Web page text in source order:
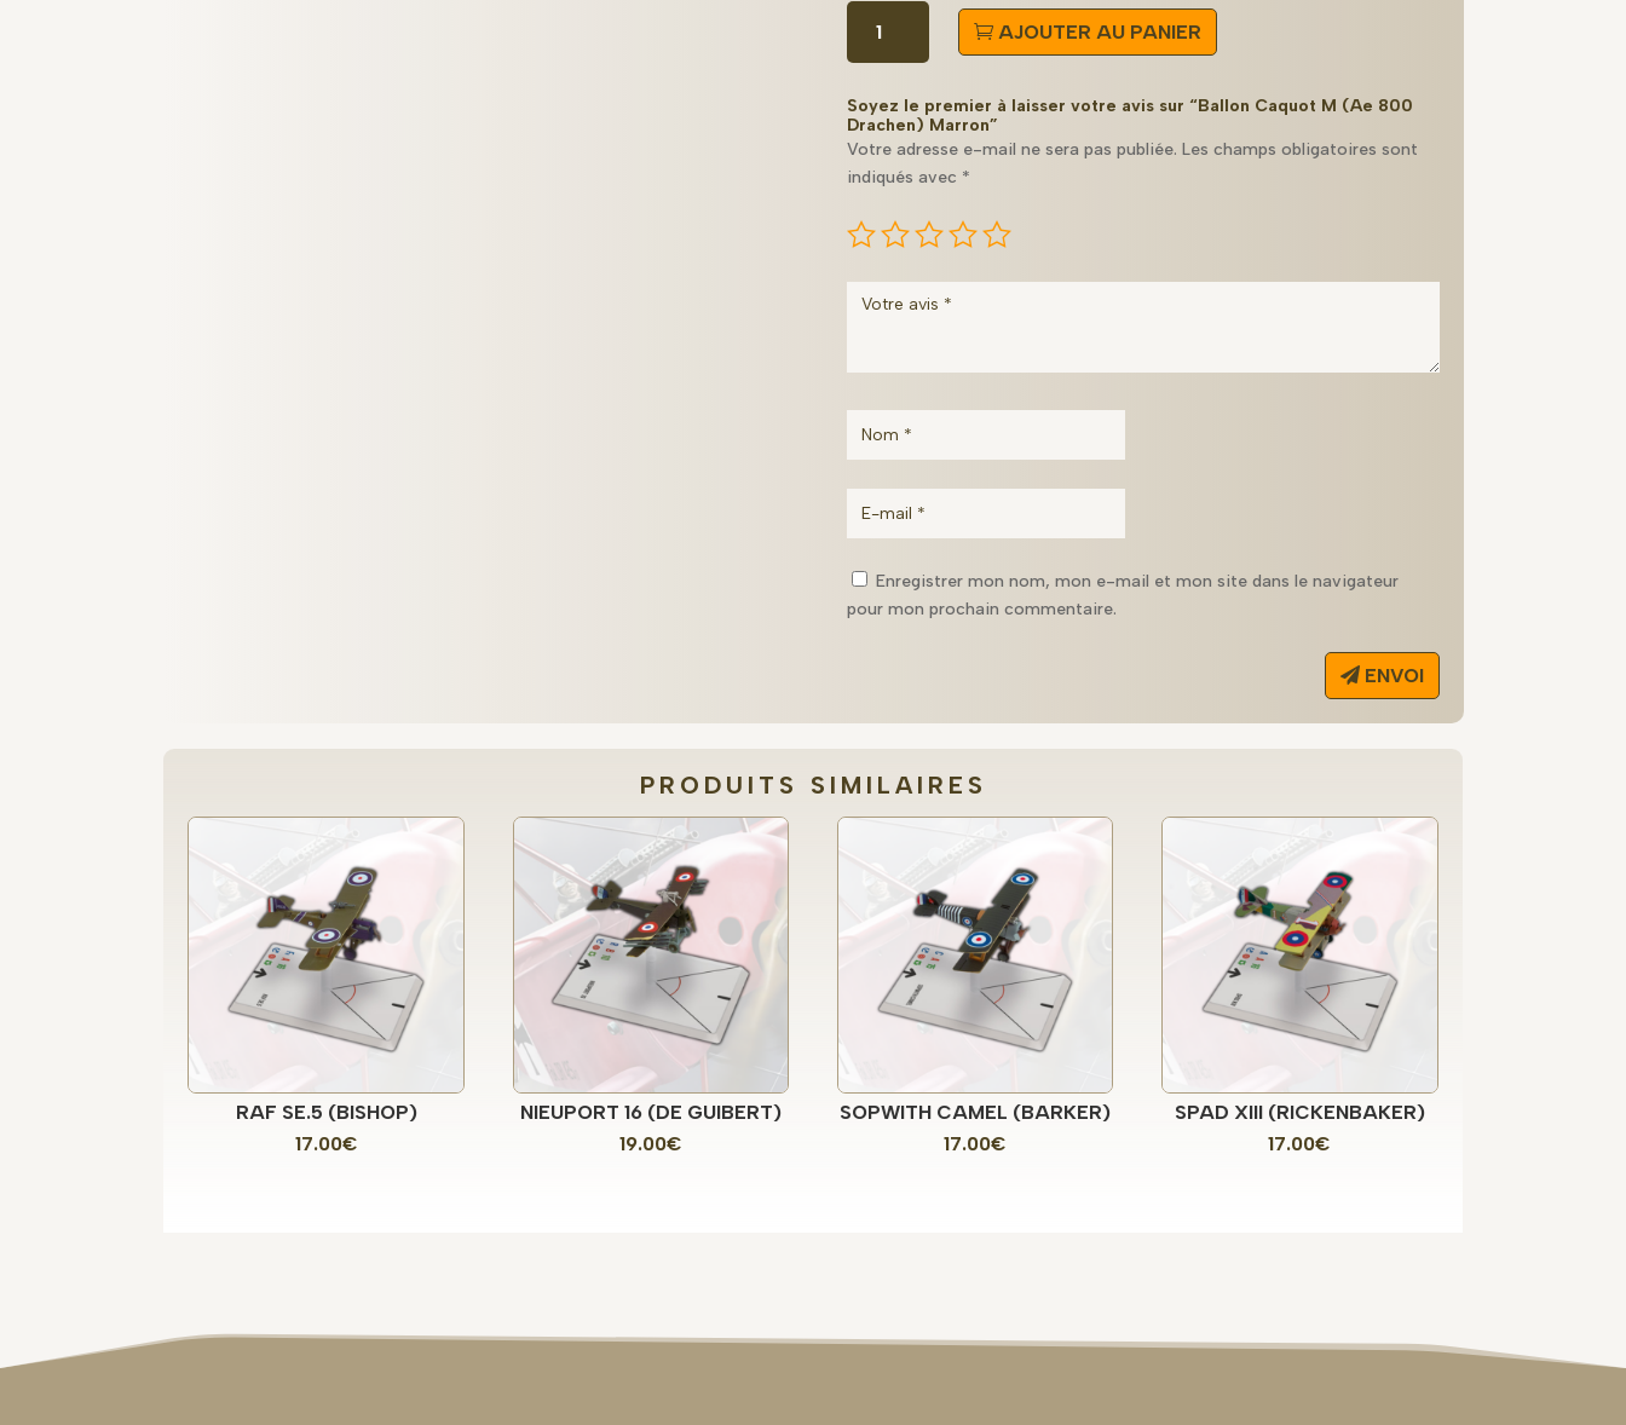
quantité
Ballon
Caquot
M
(Ae
800
Marron
AJOUTER AU PANIER
Soyez le premier à laisser votre avis sur “Ballon Caquot M (Ae 800
Drachen) Marron”
Votre adresse e-mail ne sera pas publiée. Les champs obligatoires sont
indiqués avec *
Enregistrer mon nom, mon e-mail et mon site dans le navigateur
pour mon prochain commentaire.
ENVOI
PRODUITS SIMILAIRES
RAF SE.5 (BISHOP)
17.00€
NIEUPORT 16 (DE GUIBERT)
19.00€
SOPWITH CAMEL (BARKER)
17.00€
SPAD XIII (RICKENBAKER)
17.00€